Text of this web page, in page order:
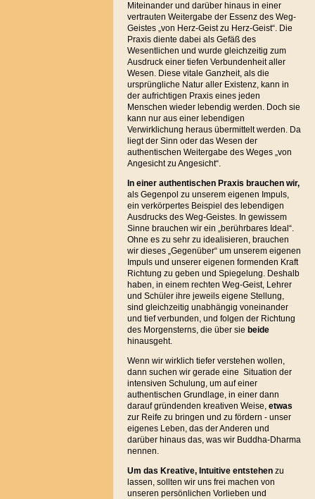
Miteinander und darüber hinaus in einer
vertrauten Weitergabe der Essenz des Weg-
Geistes „von Herz-Geist zu Herz-Geist“. Die
Praxis diente dabei als Gefäß des
Wesentlichen und wurde gleichzeitig zum
Ausdruck einer tiefen Verbundenheit aller
Wesen. Diese vitale Ganzheit, als die
ursprüngliche Natur aller Existenz, kann in
der aufrichtigen Praxis eines jeden
Menschen wieder lebendig werden. Doch sie
kann nur aus einer lebendigen
Verwirklichung heraus übermittelt werden. Da
liegt der Sinn oder das Wesen der
authentischen Weitergabe des Weges „von
Angesicht zu Angesicht“.
In einer authentischen Praxis brauchen wir,
als Gegenpol zu unserem eigenen Impuls,
ein verkörpertes Beispiel des lebendigen
Ausdrucks des Weg-Geistes. In gewissem
Sinne brauchen wir ein „berührbares Ideal“.
Ohne es zu sehr zu idealisieren, brauchen
wir dieses „Gegenüber“ um unserem eigenen
Impuls und unserer eigenen formenden Kraft
Richtung zu geben und Spiegelung. Deshalb
haben, in einem rechten Weg-Geist, Lehrer
und Schüler ihre jeweils eigene Stellung,
sind gleichzeitig unabhängig voneinander
und tief verbunden, und folgen der Richtung
des Morgensterns, die über sie beide
hinausgeht.
Wenn wir wirklich tiefer verstehen wollen,
dann suchen wir gerade eine Situation der
intensiven Schulung, um auf einer
authentischen Grundlage, in einer dann
darauf gründenden kreativen Weise, etwas
zur Reife zu bringen und zu fördern - unser
eigenes Leben, das der Anderen und
darüber hinaus das, was wir Buddha-Dharma
nennen.
Um das Kreative, Intuitive entstehenzu
lassen, sollten wir uns frei machen von
unseren persönlichen Vorlieben und